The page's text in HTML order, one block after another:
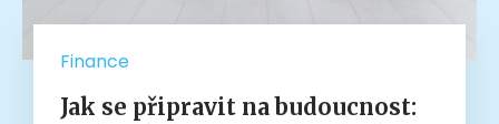
Finance
Jak se připravit na budoucnost: